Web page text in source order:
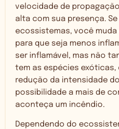
velocidade de
alta com sua presença.
ecossistemas, você
para que seja menos
ser inflamável, mas não
tem as espécies exóticas,
redução da intensidade
possibilidade a mais de
aconteça um incêndio.
Dependendo do